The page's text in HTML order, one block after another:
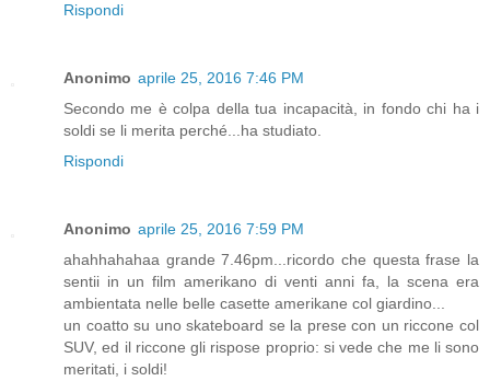
Rispondi
Anonimo aprile 25, 2016 7:46 PM
Secondo me è colpa della tua incapacità, in fondo chi ha i
soldi se li merita perché...ha studiato.
Rispondi
Anonimo aprile 25, 2016 7:59 PM
ahahhahahaa grande 7.46pm...ricordo che questa frase la
sentii in un film amerikano di venti anni fa, la scena era
ambientata nelle belle casette amerikane col giardino...
un coatto su uno skateboard se la prese con un riccone col
SUV, ed il riccone gli rispose proprio: si vede che me li sono
meritati, i soldi!